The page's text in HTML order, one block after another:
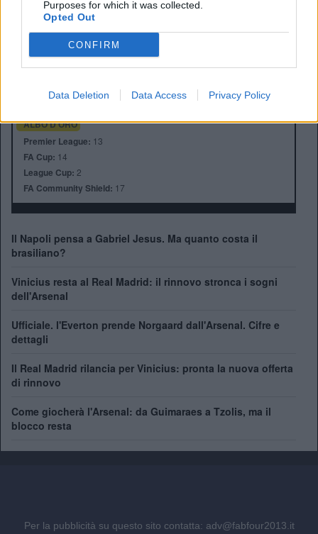
Purposes for which it was collected.
Opted Out
CONFIRM
Data Deletion Data Access Privacy Policy
Anno di Fondazione:1886 come Dial Square
Stadio:Emirates Stadium (60.338)
Città:Londra
Manager:Mikel Arteta
ALBO D'ORO
Premier League: 13
FA Cup: 14
League Cup: 2
FA Community Shield: 17
Il Napoli pensa a Gabriel Jesus. Ma quanto costa il
brasiliano?
Vinicius resta al Real Madrid: il rinnovo stronca i sogni
dell'Arsenal
Ufficiale. l'Everton prende Norgaard dall'Arsenal. Cifre e
dettagli
Il Real Madrid rilancia per Vinicius: pronta la nuova offerta
di rinnovo
Come giocherà l'Arsenal: da Guimaraes a Tzolis, ma il
blocco resta
Per la pubblicità su questo sito contatta: adv@fabfour2013.it